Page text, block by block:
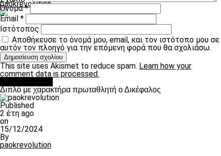
paokrevolution
Όνομα*
Email *
Ιστότοπος
Αποθήκευσε το όνομά μου, email, και τον ιστότοπο μου σε
αυτόν τον πλοηγό για την επόμενη φορά που θα σχολιάσω.
This site uses Akismet to reduce spam. Learn how your
comment data is processed.
Διπλό με χαρακτήρα πρωταθλητή ο Δικέφαλος
Published
2 έτη ago
on
15/12/2024
By
paokrevolution